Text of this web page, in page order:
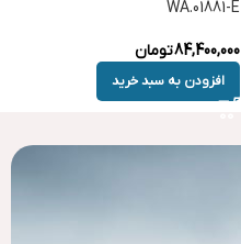
WA.01881-E
84,400,000تومان
افزودن به سبد خرید